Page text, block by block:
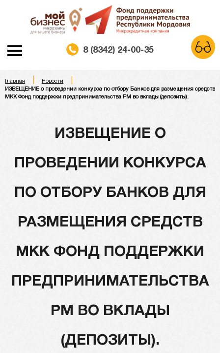
8 (8342) 24-00-35
Шрифт: A A A
Обычный сайт
Главная Новости
ИЗВЕЩЕНИЕ о проведении конкурса по отбору Банков для размещения средств
МКК Фонд поддержки предпринимательства РМ во вклады (депозиты).
ИЗВЕЩЕНИЕ О
ПРОВЕДЕНИИ КОНКУРСА
ПО ОТБОРУ БАНКОВ ДЛЯ
РАЗМЕЩЕНИЯ СРЕДСТВ
МКК ФОНД ПОДДЕРЖКИ
ПРЕДПРИНИМАТЕЛЬСТВА
РМ ВО ВКЛАДЫ
(ДЕПОЗИТЫ).